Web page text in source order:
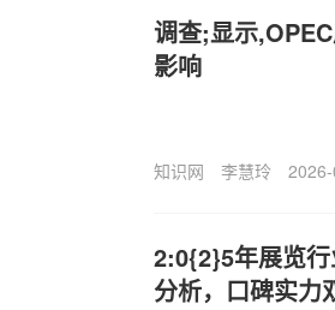
调查;显示
影响
知识网 李慧玲
2:0{2}5年展览
分析，口碑实力